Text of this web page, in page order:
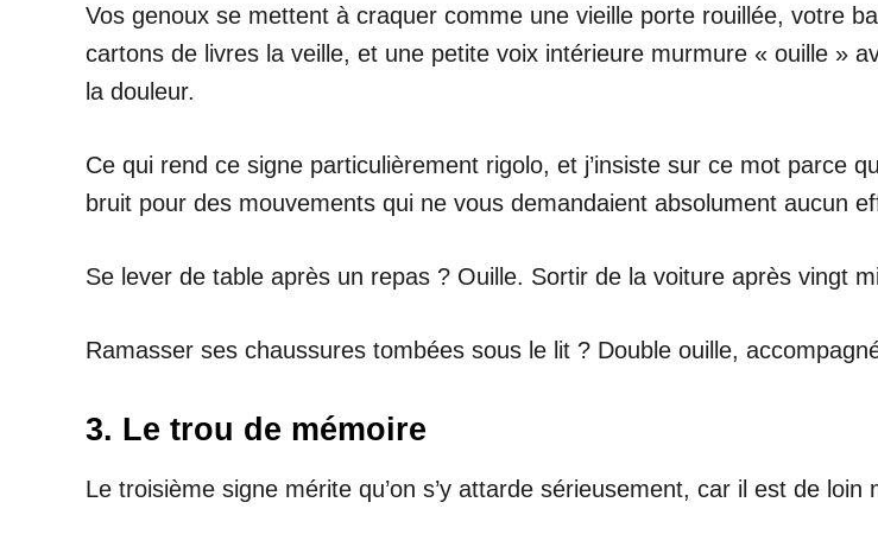
Vos genoux se mettent à craquer comme une vieille porte rouillée, votre
cartons de livres la veille, et une petite voix intérieure murmure « ouille »
la douleur.
Ce qui rend ce signe particulièrement rigolo, et j’insiste sur ce mot parce
bruit pour des mouvements qui ne vous demandaient absolument aucun
Se lever de table après un repas ? Ouille. Sortir de la voiture après vingt
Ramasser ses chaussures tombées sous le lit ? Double ouille,
3. Le trou de mémoire
Le troisième signe mérite qu’on s’y attarde sérieusement, car il est de